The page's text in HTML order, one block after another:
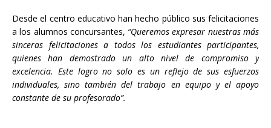
Desde el centro educativo han hecho público sus felicitaciones
a los alumnos concursantes, “Queremos expresar nuestras más
sinceras felicitaciones a todos los estudiantes participantes,
quienes han demostrado un alto nivel de compromiso y
excelencia. Este logro no solo es un reflejo de sus esfuerzos
individuales, sino también del trabajo en equipo y el apoyo
constante de su profesorado”.